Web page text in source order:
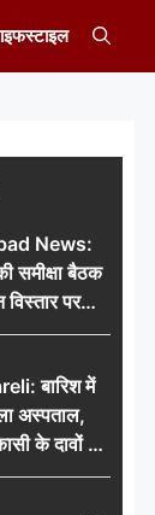
News:
समीक्षा बैठक
पर
से
का विवरण
बारिश में
अस्पताल,
के दावों की